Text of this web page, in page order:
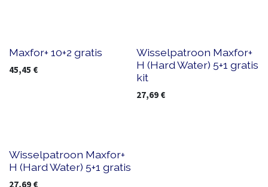
Maxfor+ 10+2 gratis
45,45 €
Wisselpatroon Maxfor+
H (Hard Water) 5+1 gratis
kit
27,69 €
Wisselpatroon Maxfor+
H (Hard Water) 5+1 gratis
27,69 €